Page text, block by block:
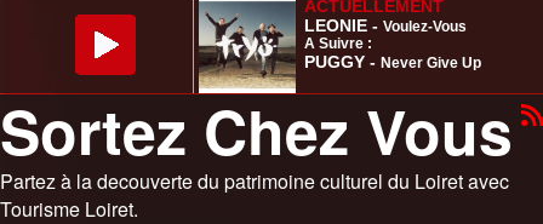
Sortez Chez Vous
Partez à la decouverte du patrimoine culturel du Loiret avec
Tourisme Loiret.